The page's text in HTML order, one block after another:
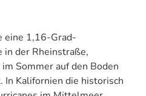
eine 1,16-Grad-
in der Rheinstraße,
Sommer auf den Boden
In Kalifornien die historisch